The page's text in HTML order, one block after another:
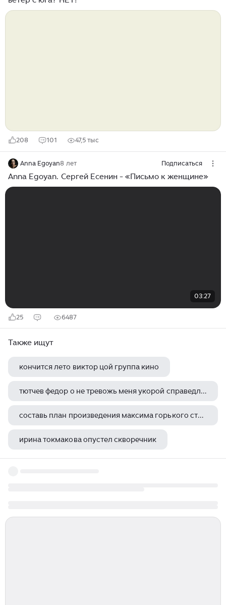
208 101 47,5 тыс
Anna Egoyan8 лет Подписаться
Anna Egoyan. Сергей Есенин - «Письмо к женщине»
03:27
25 6487
Также ищут
кончится лето виктор цой группа кино
тютчев федор о не тревожь меня укорой справедливой
составь план произведения максима горького старуха изергиль расположив пункты в правильном порядке
ирина токмакова опустел скворечник